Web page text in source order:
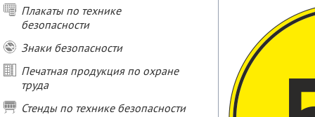
Плакаты по технике
безопасности
Знаки безопасности
Печатная продукция по охране
труда
Стенды по технике безопасности